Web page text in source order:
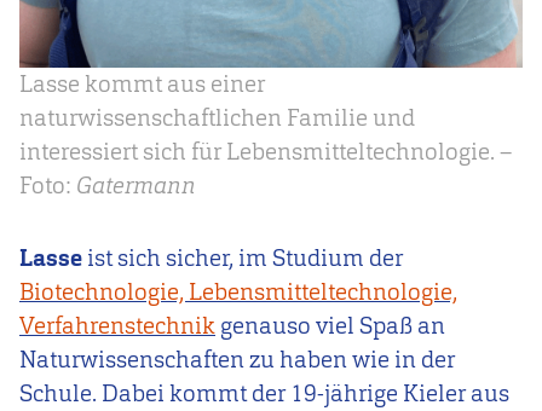
Lasse kommt aus einer
naturwissenschaftlichen Familie und
interessiert sich für Lebensmitteltechnologie. –
Foto: Gatermann
Lasse ist sich sicher, im Studium der
Biotechnologie, Lebensmitteltechnologie,
Verfahrenstechnik genauso viel Spaß an
Naturwissenschaften zu haben wie in der
Schule. Dabei kommt der 19-jährige Kieler aus